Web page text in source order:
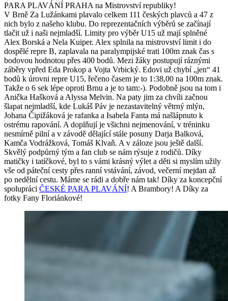
PARA PLAVÁNÍ PRAHA na Mistrovství republiky!
V Brně Za Lužánkami plavalo celkem 111 českých plavců a 47 z
nich bylo z našeho klubu. Do reprezentačních výběrů se začínají
tlačit už i naši nejmladší. Limity pro výběr U15 už mají splněné
Alex Borská a Nela Kuiper. Alex splnila na mistrovství limit i do
dospělé repre B, zaplavala na paralympijské trati 100m znak čas s
bodovou hodnotou přes 400 bodů. Mezi žáky postupují ráznými
záběry vpřed Eda Prokop a Vojta Vrbický. Edovi už chybí „jen“ 41
bodů k úrovni repre U15, řečeno časem je to 1:38,00 na 100m znak.
Takže o 6 sek lépe oproti Brnu a je to tam:-). Podobně jsou na tom i
Anička Hašková a Alyssa Melvin. Na paty jim za chvíli začnou
šlapat nejmladší, kde Lukáš Páv je nezastavitelný větrný mlýn,
Johana Čipižáková je rafanka a Isabela Fanta má našlápnuto k
ostrému rapování. A doplňují je všichni nejmenování, v tréninku
nesmírně pilní a v závodě dělající stále posuny Darja Balková,
Kamča Vodrážková, Tomáš Klvaň. A v záloze jsou ještě další.
Skvělý podpůrný tým a fan club se nám rýsuje z rodičů. Díky
matičky i tatíčkové, byl to s vámi krásný výlet a děti si myslím užily
vše od páteční cesty přes ranní vstávání, závod, večerní mejdan až
po nedělní cestu. Máme se rádi a dobře nám tak! Díky za koncepční
spolupráci ČESKÉ PARA PLAVÁNÍ! A Brambory! A Díky za
fotky Fany Floriánkové!